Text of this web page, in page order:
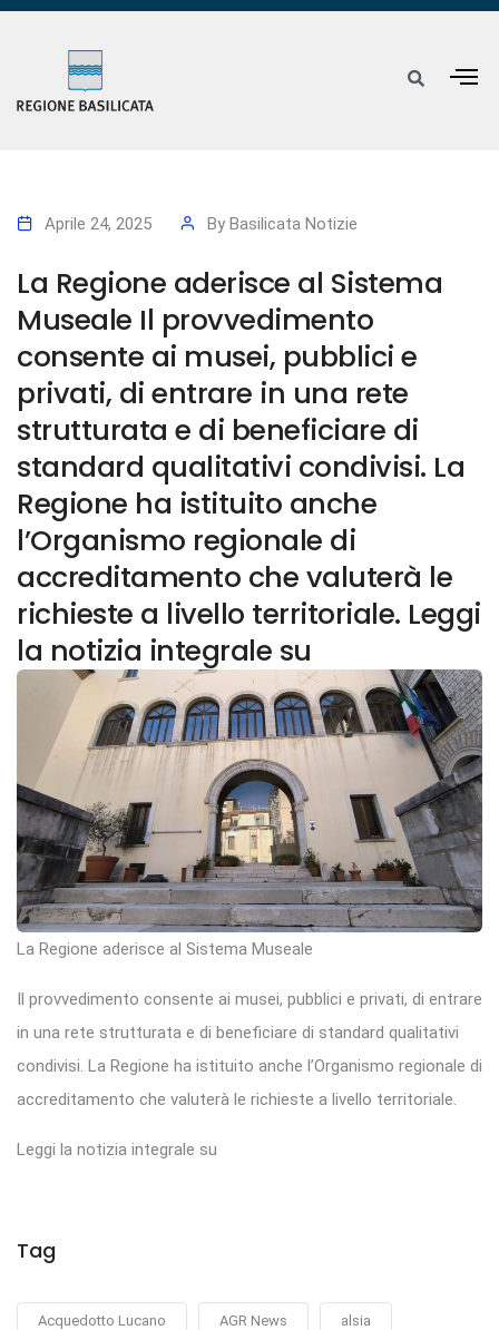
Aprile 24, 2025 By Basilicata Notizie
La Regione aderisce al Sistema
Museale Il provvedimento
consente ai musei, pubblici e
privati, di entrare in una rete
strutturata e di beneficiare di
standard qualitativi condivisi. La
Regione ha istituito anche
l’Organismo regionale di
accreditamento che valuterà le
richieste a livello territoriale. Leggi
la notizia integrale su
La Regione aderisce al Sistema Museale
Il provvedimento consente ai musei, pubblici e privati, di entrare
in una rete strutturata e di beneficiare di standard qualitativi
condivisi. La Regione ha istituito anche l’Organismo regionale di
accreditamento che valuterà le richieste a livello territoriale.
Leggi la notizia integrale su
Tag
Acquedotto Lucano AGR News alsia